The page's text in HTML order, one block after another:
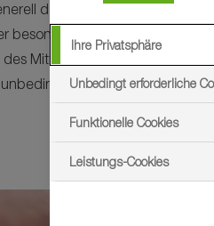
das Risiko des Auftretens
besonders ungünstigen
Mittels nicht ausgeschlossen
einzuhalten.
Ihre Privatsphäre
Unbedingt erforderliche
Funktionelle Cookies
Leistungs-Cookies